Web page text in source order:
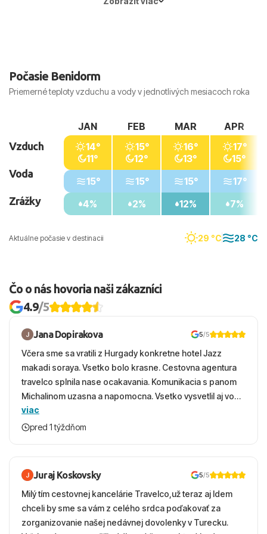
Počasie Benidorm
Priemerné teploty vzduchu a vody v jednotlivých mesiacoch roka
Aktuálne počasie v destinacii 29 °C 28 °C
Vzduch
Voda
Zrážky
JAN
14°
11°
15°
4%
FEB
15°
12°
15°
2%
MAR
16°
13°
15°
12%
APR
17°
15°
17°
7%
Čo o nás hovoria naši zákazníci
4.9/5
Jana Dopirakova 5/5
Včera sme sa vratili z Hurgady konkretne hotel Jazz
makadi soraya. Vsetko bolo krasne. Cestovna agentura
travelco splnila nase ocakavania. Komunikacia s panom
Michalinom uzasna a napomocna. Vsetko vysvetlil aj vo
vecernych hodinach zaco sa ospravedlnujem. Hotel
krasny, cisty. Sluzby top. Strava, prostredie, more,
viac
pred 1 týždňom
Juraj Koskovsky 5/5
Milý tím cestovnej kancelárie Travelco,už teraz aj Idem
chceli by sme sa vám z celého srdca poďakovať za
zorganizovanie našej nedávnej dovolenky v Turecku.